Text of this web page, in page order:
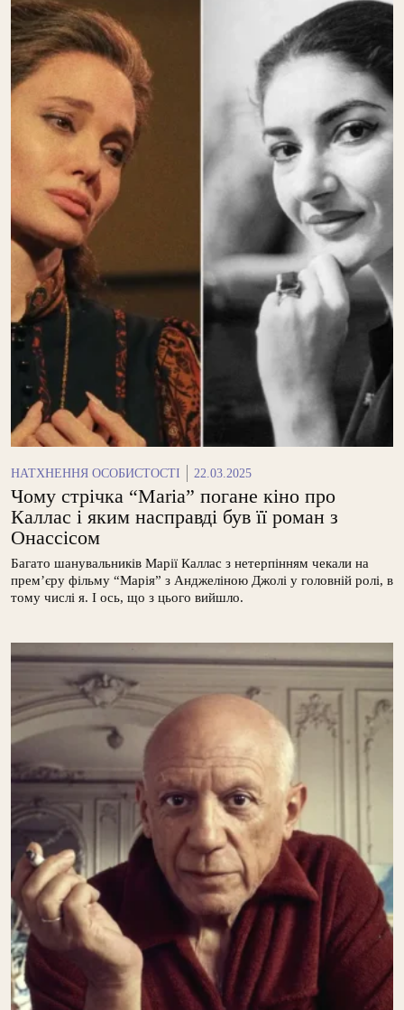
НАТХНЕННЯ ОСОБИСТОСТІ 22.03.2025
Чому стрічка “Maria” погане кіно про
Каллас і яким насправді був її роман з
Онассісом
Багато шанувальників Марії Каллас з нетерпінням чекали на
прем’єру фільму “Марія” з Анджеліною Джолі у головній ролі, в
тому числі я. І ось, що з цього вийшло.